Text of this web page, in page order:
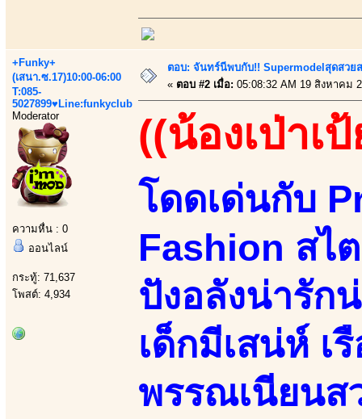
+Funky+
(เสนา.ซ.17)10:00-06:00
T:085-
5027899♥Line:funkyclub
Moderator
ความหื่น : 0
ออนไลน์
กระทู้: 71,637
โพสต์: 4,934
ตอบ: จันทร์นีพบกับ!! Supermodelสุดสวย
« ตอบ #2 เมื่อ: 05:08:32 AM 19 สิงหาคม
((น้องเป่าเ
โดดเด่นกับ
Fashion สไ
ปังอลังน่ารัก
เด็กมีเสน่ห์ เ
พรรณเนียนส